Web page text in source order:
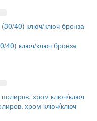
40) ключ/ключ бронза
хром ключ/ключ